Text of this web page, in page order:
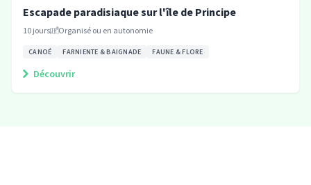
Escapade paradisiaque sur l'île de Principe
10 jours Organisé ou en autonomie
CANOÉ FARNIENTE & BAIGNADE FAUNE & FLORE
Découvrir